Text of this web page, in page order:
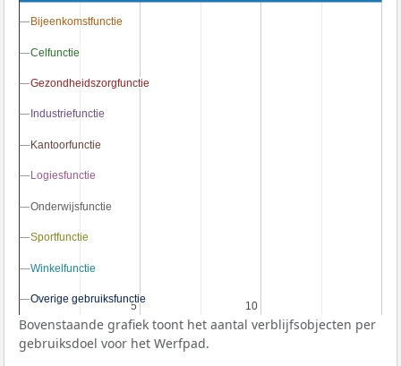
5
5 10
10
Bijeenkomstfunctie
Bijeenkomstfunctie
Celfunctie
Celfunctie
Gezondheidszorgfunctie
Gezondheidszorgfunctie
Industriefunctie
Industriefunctie
Kantoorfunctie
Kantoorfunctie
Logiesfunctie
Logiesfunctie
Onderwijsfunctie
Onderwijsfunctie
Sportfunctie
Sportfunctie
Winkelfunctie
Winkelfunctie
Overige gebruiksfunctie
Overige gebruiksfunctie
Bovenstaande grafiek toont het aantal verblijfsobjecten per
gebruiksdoel voor het Werfpad.